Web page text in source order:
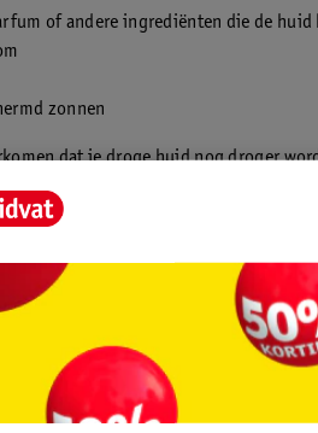
of andere ingrediënten die de
zonnen
dat je droge huid nog droger
en deze aan te pakken. Daarnaast is
je doen tegen een
is een
. Daarom is
reinigt en verzorgt. Niet alleen
ook het verkeerde verzorgingsritueel